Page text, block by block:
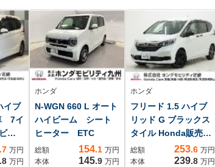
イブ
7イ
ビ
ク
.7 万円
.8 万円
ホンダ
N-WGN 660 L オート
ハイビーム シート
ヒーター ETC
総額 154.1 万円
本体
145.9 万円
ホンダ
フリード 1.5 ハイブ
リッド G ブラックス
タイル Honda販売店
全国保証2年 ワンオ
ーナー車 禁煙車 7
総額 253.6 万円
本体
239.8 万円